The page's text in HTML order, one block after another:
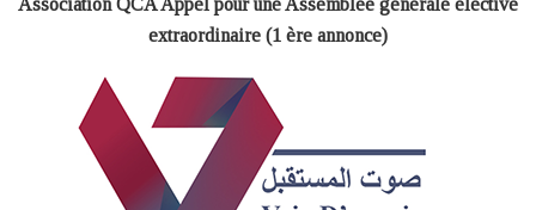
extraordinaire (1 ère annonce)